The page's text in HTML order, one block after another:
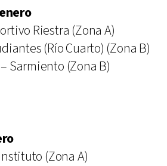
Riestra (Zona A)
(Río Cuarto) (Zona B)
Sarmiento (Zona B)
(Zona A)